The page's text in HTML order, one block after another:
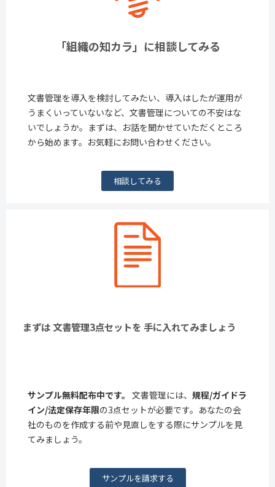
「組織の知カラ」に相談してみる
文書管理を導入を検討してみたい、導入はしたが運用が
うまくいっていないなど、文書管理についての不安はな
いでしょうか。まずは、お話を聞かせていただくところ
から始めます。お気軽にお問い合わせください。
相談してみる
まずは 文書管理3点セットを 手に入れてみましょう
サンプル無料配布中です。 文書管理には、 規程/ガイドラ
イン/法定保存年限の3点セットが必要です。あなたの会
社のものを作成する前や見直しをする際にサンプルを見
てみましょう。
サンプルを請求する